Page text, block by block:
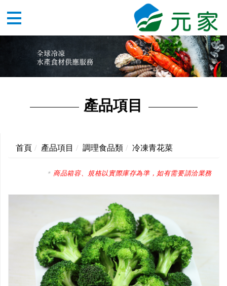
產品項目
首頁 產品項目 調理食品類 冷凍青花菜
商品箱容、規格以實際庫存為準，如有需要請洽業務